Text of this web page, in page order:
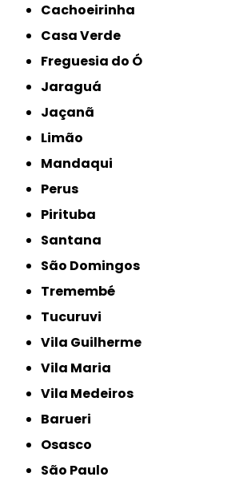
Cachoeirinha
Casa Verde
Freguesia do Ó
Jaraguá
Jaçanã
Limão
Mandaqui
Perus
Pirituba
Santana
São Domingos
Tremembé
Tucuruvi
Vila Guilherme
Vila Maria
Vila Medeiros
Barueri
Osasco
São Paulo